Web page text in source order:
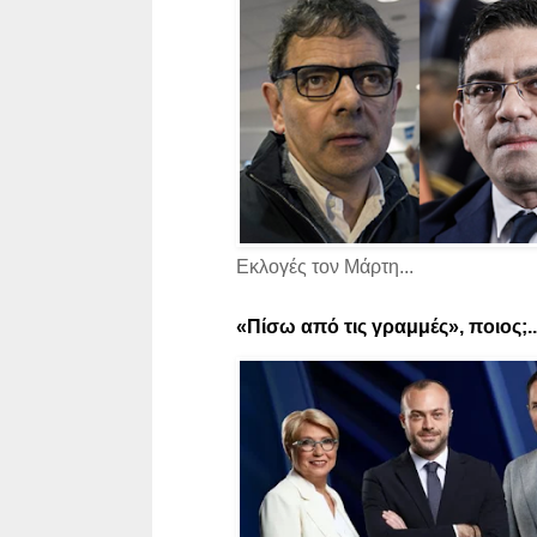
Εκλογές τον Μάρτη...
«Πίσω από τις γραμμές»,